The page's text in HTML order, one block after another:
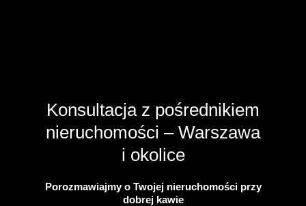
Konsultacja z pośrednikiem
nieruchomości – Warszawa
i okolice
Porozmawiajmy o Twojej nieruchomości przy
dobrej kawie